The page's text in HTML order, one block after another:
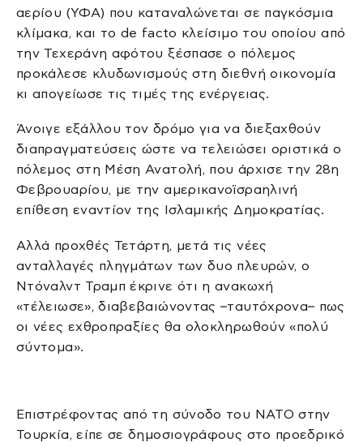
αερίου (ΥΦΑ) που καταναλώνεται σε παγκόσμια
κλίμακα, και το de facto κλείσιμο του οποίου από
την Τεχεράνη αφότου ξέσπασε ο πόλεμος
προκάλεσε κλυδωνισμούς στη διεθνή οικονομία
κι απογείωσε τις τιμές της ενέργειας.
Άνοιγε εξάλλου τον δρόμο για να διεξαχθούν
διαπραγματεύσεις ώστε να τελειώσει οριστικά ο
πόλεμος στη Μέση Ανατολή, που άρχισε την 28η
Φεβρουαρίου, με την αμερικανοϊσραηλινή
επίθεση εναντίον της Ισλαμικής Δημοκρατίας.
Αλλά προχθές Τετάρτη, μετά τις νέες
ανταλλαγές πληγμάτων των δυο πλευρών, ο
Ντόναλντ Τραμπ έκρινε ότι η ανακωχή
«τέλειωσε», διαβεβαιώνοντας –ταυτόχρονα– πως
οι νέες εχθροπραξίες θα ολοκληρωθούν «πολύ
σύντομα».
Επιστρέφοντας από τη σύνοδο του NATO στην
Τουρκία, είπε σε δημοσιογράφους στο προεδρικό